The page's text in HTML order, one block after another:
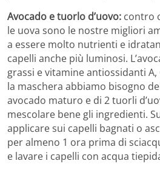
Avocado e tuorlo d’uovo: contro
le uova sono le nostre migliori
a essere molto nutrienti e
capelli anche più luminosi.
grassi e vitamine antiossidanti A,
la maschera abbiamo bisogno
avocado maturo e di 2 tuorli
mescolare bene gli ingredienti.
applicare sui capelli bagnati o
per almeno 1 ora prima di
e lavare i capelli con acqua